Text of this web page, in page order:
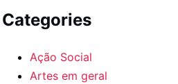
Categories
Ação Social
Artes em geral